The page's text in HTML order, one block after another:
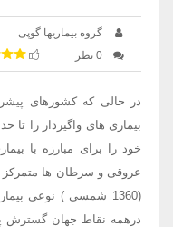
گروه بیماریها گوپی
0 نظر
در حالی که کشورهای
بیماری های واگیردار را تا
خود را برای مبارزه با
(1360 شمسی ) نوعی
درهمه نقاط جهان گسترش